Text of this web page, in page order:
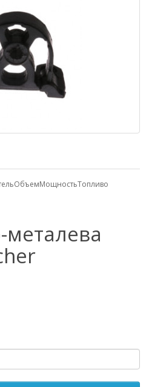
ОбъемМощностьТопливо
металева